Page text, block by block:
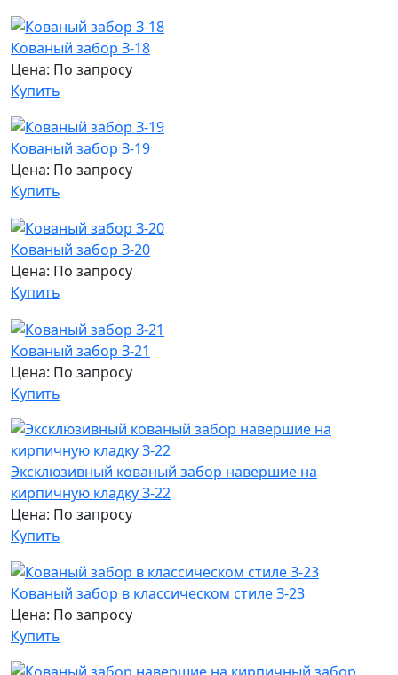
Кованый забор З-18
Цена: По запросу
Купить
Кованый забор З-19
Цена: По запросу
Купить
Кованый забор З-20
Цена: По запросу
Купить
Кованый забор З-21
Цена: По запросу
Купить
Эксклюзивный кованый забор навершие на
кирпичную кладку З-22
Цена: По запросу
Купить
Кованый забор в классическом стиле З-23
Цена: По запросу
Купить